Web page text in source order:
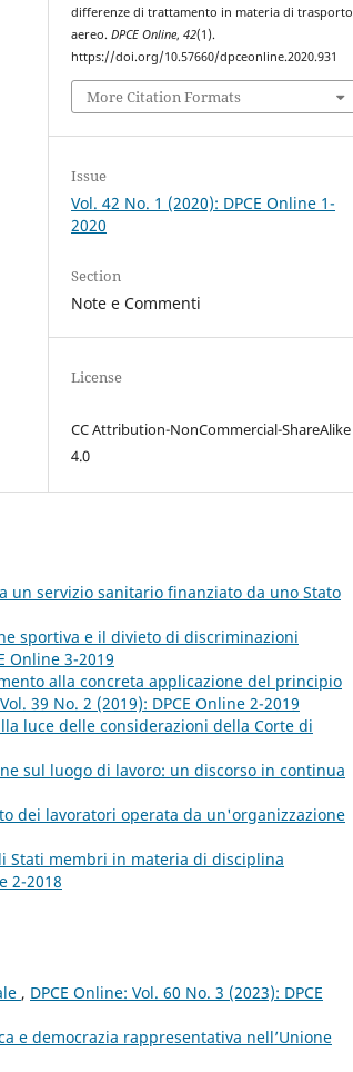
differenze di trattamento in materia di trasporto
aereo.DPCE Online,42(1).
https://doi.org/10.57660/dpceonline.2020.931
More Citation Formats
Issue
Vol. 42 No. 1 (2020): DPCE Online 1-
2020
Section
Note e Commenti
License
CC Attribution-NonCommercial-ShareAlike
4.0
un servizio sanitario finanziato da uno Stato
sportiva e il divieto di discriminazioni
Online 3-2019
alla concreta applicazione del principio
39 No. 2 (2019): DPCE Online 2-2019
luce delle considerazioni della Corte di
sul luogo di lavoro: un discorso in continua
dei lavoratori operata da un'organizzazione
Stati membri in materia di disciplina
2-2018
, DPCE Online: Vol. 60 No. 3 (2023): DPCE
e democrazia rappresentativa nell’Unione